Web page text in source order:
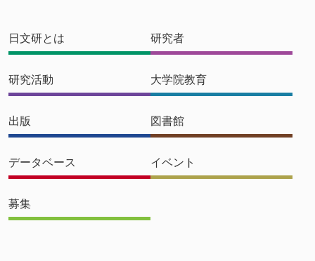
日文研とは 研究者
研究活動 大学院教育
出版 図書館
データベース イベント
募集